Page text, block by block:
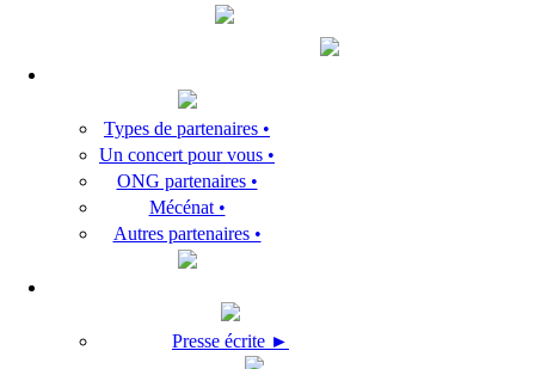
Types de partenaires •
Un concert pour vous •
ONG partenaires •
Mécénat •
Autres partenaires •
Presse écrite ►